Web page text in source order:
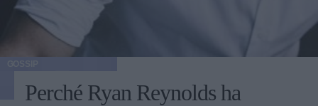
Perché Ryan Reynolds ha